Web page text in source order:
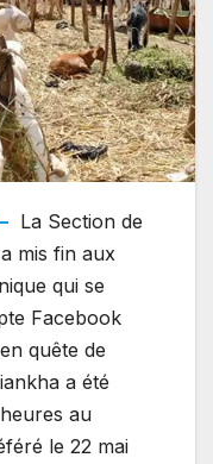
La Section de
mis fin aux
qui se
Facebook
quête de
a été
au
le 22 mai